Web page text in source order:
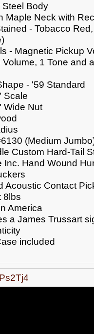
Steel Body
Maple Neck with
- Tobacco
- Magnetic Pickup
Volume, 1 Tone and
- '59 Standard
Scale
Wide Nut
(Medium
Custom Hard-Tail
Inc. Hand Wound
Acoustic Contact
8lbs
America
a James Trussart
included